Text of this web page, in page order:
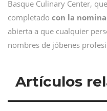
Basque Culinary Center,
completado con la
abierta a que cualquier
nombres de jóbenes
Artículos